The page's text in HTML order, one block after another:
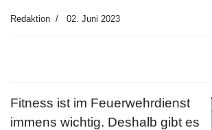
Redaktion 02. Juni 2023
Fitness ist im Feuerwehrdienst
immens wichtig. Deshalb gibt es